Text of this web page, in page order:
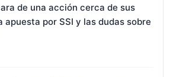
de una acción cerca de sus
apuesta por SSI y las dudas sobre